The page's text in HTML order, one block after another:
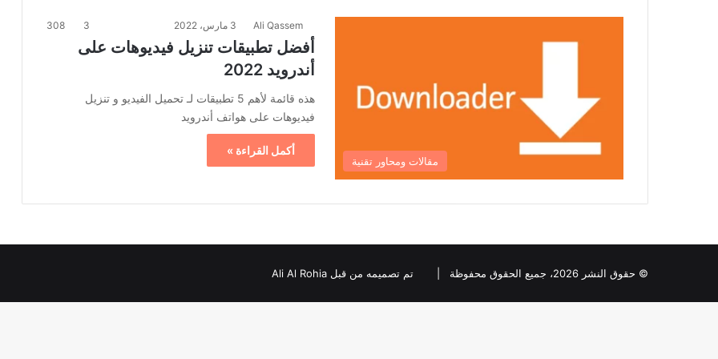
مقالات ومحاور تقنية
Ali Qassem 3 مارس، 2022 3
308
أفضل تطبيقات تنزيل فيديوهات على
أندرويد 2022
هذه قائمة لأهم 5 تطبيقات لـ تحميل الفيديو و تنزيل
فيديوهات على هواتف أندرويد
أكمل القراءة »
© حقوق النشر 2026، جميع الحقوق محفوظة | تم تصميمه من قبل Ali Al Rohia